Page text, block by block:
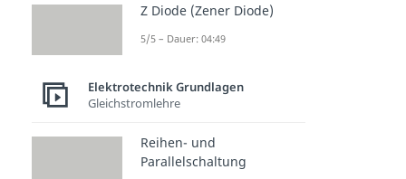
Z Diode (Zener Diode)
5/5 – Dauer: 04:49
Elektrotechnik Grundlagen
Gleichstromlehre
Reihen- und
Parallelschaltung